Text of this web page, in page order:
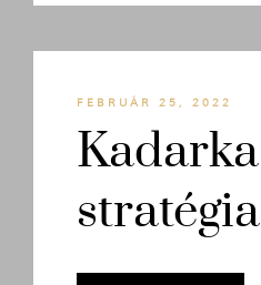
FEBRUÁR 25, 2022
Kadarka
stratégia